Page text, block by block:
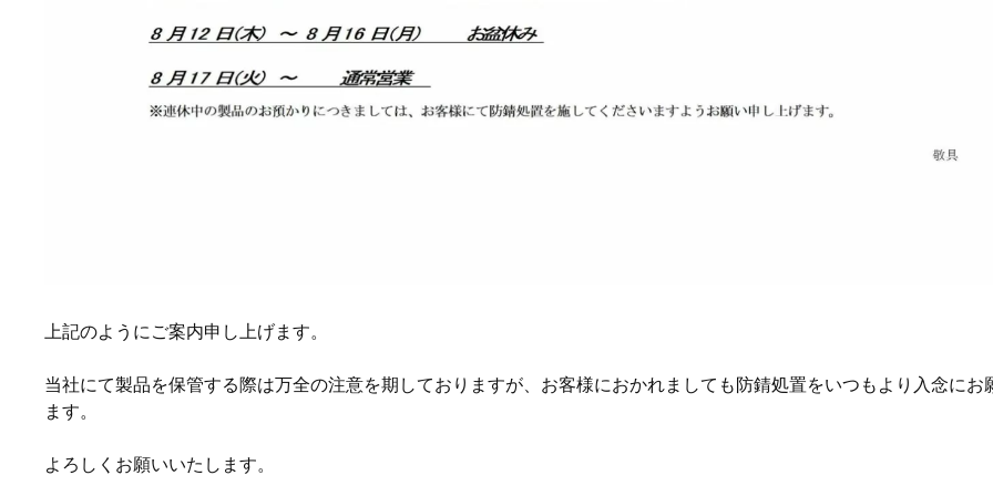
上記のようにご案内申し上げます。
当社にて製品を保管する際は万全の注意を期しておりますが、お客様におかれましても防錆処置をいつもより入念にお
ます。
よろしくお願いいたします。